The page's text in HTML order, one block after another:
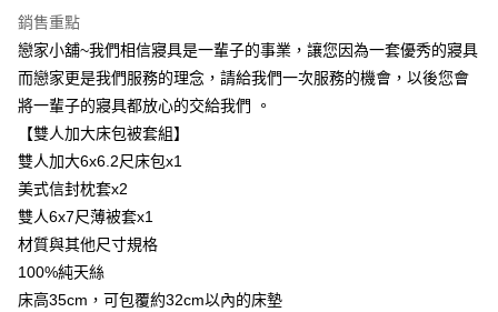
Google Pay
AFTEE先享後付
相關說明
【關於「AFTEE先享後付」】
AFTEE先享後付是「在收到商品之後才付款」的支付方式。 讓您購物簡單
便利好安心！
１．簡單：不需註冊會員、不需綁卡、不需儲值。
２．便利：只要手機號碼，簡訊認證，即可結帳。
【「AFTEE先享後付」結帳流程】
１．於結帳方式選擇「AFTEE先享後付」後，將跳轉至「AFTEE先享後付」
運送方式
宅配(廠商直送🚚)
每筆NT$100，滿NT$590(含以上)免運費
宅配(離島廠商直送🚚)
每筆NT$300
銷售重點
戀家小舖~我們相信寢具是一輩子的事業，讓您因為一套優秀的寢具
而戀家更是我們服務的理念，請給我們一次服務的機會，以後您會
將一輩子的寢具都放心的交給我們 。
【雙人加大床包被套組】
雙人加大6x6.2尺床包x1
美式信封枕套x2
雙人6x7尺薄被套x1
材質與其他尺寸規格
100%純天絲
床高35cm，可包覆約32cm以內的床墊